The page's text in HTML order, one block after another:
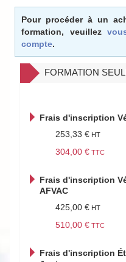
Pour procéder à un
formation, veuillez
compte.
FORMATION
Frais d'inscription
253,33 €
304,00 €
Frais d'inscription
AFVAC
425,00 €
510,00 €
Frais d'inscription